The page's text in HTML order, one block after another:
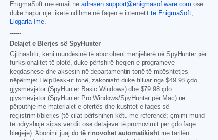
EnigmaSoft me email në adresën support@enigmasoftware.com ose
duke hapur një tiketë ndihme në faqen e internetit të EnigmaSoft,
Llogaria Ime
------
Detajet e Blerjes së SpyHunter
Gjithashtu, keni mundësinë të abonoheni menjëherë në SpyHunter për
funksionalitet të plotë, duke përfshirë heqjen e programeve
keqdashëse dhe aksesin në departamentin tonë të mbështetjes
nëpërmjet HelpDesk-ut tonë, zakonisht duke filluar nga $49.98 çdo
gjysmëvjetor (SpyHunter Basic Windows) dhe $79.98 çdo
gjysmëvjetor (SpyHunter Pro Windows/SpyHunter për Mac) në
përputhje me materialet e ofertës dhe kushtet e faqes së
regjistrimit/blerjes (të cilat përfshihen këtu me referencë; çmimi mund
të ndryshojë sipas vendit ose detajeve të promovimit për çdo faqe
blerjeje). Abonimi juaj do të rinovohet automatikisht me tarifën